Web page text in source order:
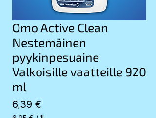
Omo Active Clean
Nestemäinen
pyykinpesuaine
Valkoisille vaatteille 920
ml
6,39 €